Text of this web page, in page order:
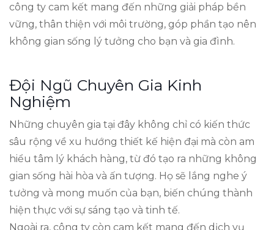
công ty cam kết mang đến những giải pháp bền
vững, thân thiện với môi trường, góp phần tạo nên
không gian sống lý tưởng cho bạn và gia đình.
Đội Ngũ Chuyên Gia Kinh
Nghiệm
Những chuyên gia tại đây không chỉ có kiến thức
sâu rộng về xu hướng thiết kế hiện đại mà còn am
hiểu tâm lý khách hàng, từ đó tạo ra những không
gian sống hài hòa và ấn tượng. Họ sẽ lắng nghe ý
tưởng và mong muốn của bạn, biến chúng thành
hiện thực với sự sáng tạo và tinh tế.
Ngoài ra, công ty còn cam kết mang đến dịch vụ